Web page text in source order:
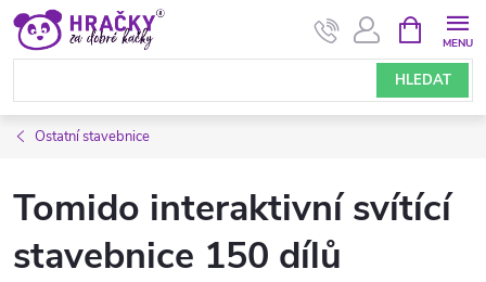
Přejít
obsah
HLEDAT
NÁKUPNÍ
KOŠÍK
Ostatní stavebnice
Tomido interaktivní svítící
stavebnice 150 dílů